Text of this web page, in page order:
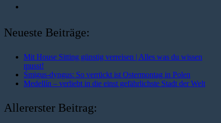
Neueste Beiträge:
Mit House Sitting günstig verreisen | Alles was du wissen
musst!
Śmigus-dyngus: So verrückt ist Ostermontag in Polen
Medellín – verliebt in die einst gefährlichste Stadt der Welt
Allererster Beitrag: